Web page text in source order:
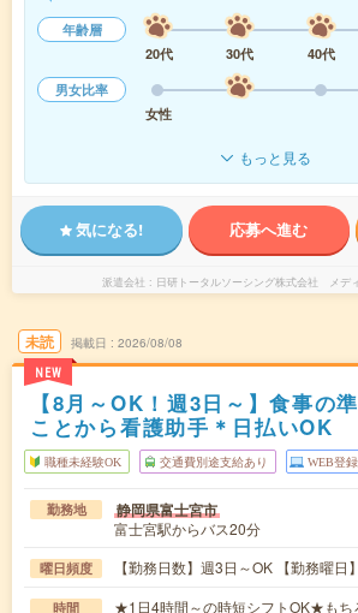
年齢層
20代
30代 40代
男女比率
女性
もっと見る
気になる! 応募へ進む
派遣会社 日研トータルソーシング株式会社 メデ
未読
NEW
掲載日 2026/08/08
【8月～OK！週3日～】食事の
ことから看護助手＊日払いOK
職種未経験OK 交通費別途支給あり WEB登
勤務地 静岡県富士宮市
富士宮駅からバス20分
曜日頻度 【勤務日数】週3日～OK 【勤務曜日
時間
★1日4時間～の時短シフトOK★もち